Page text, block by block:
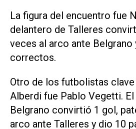
La figura del encuentro fue
delantero de Talleres
veces al arco ante Belgrano
correctos.
Otro de los futbolistas clave
Alberdi fue Pablo Vegetti.
Belgrano convirtió 1 gol,
arco ante Talleres y dio 10